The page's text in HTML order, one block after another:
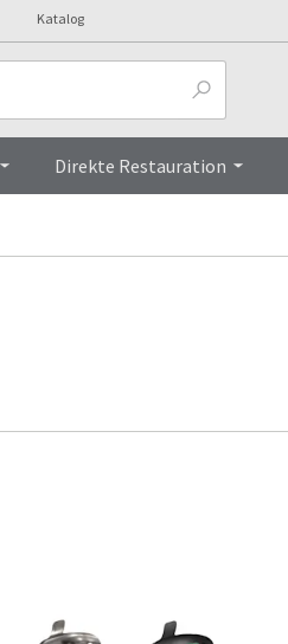
Katalog
Direkte Restauration